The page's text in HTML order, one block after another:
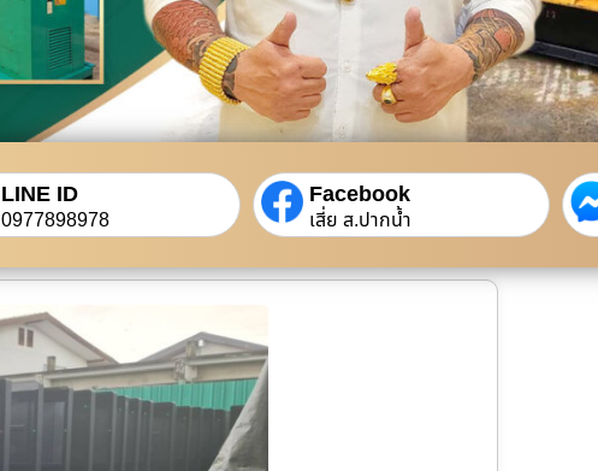
LINE ID
0977898978
Facebook
เสี่ย ส.ปากน้ำ